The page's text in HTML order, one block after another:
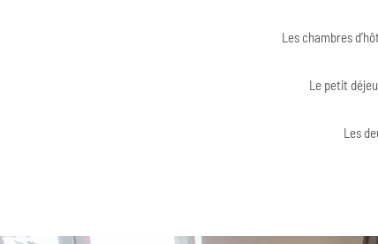
Les chambres
Le petit
Les